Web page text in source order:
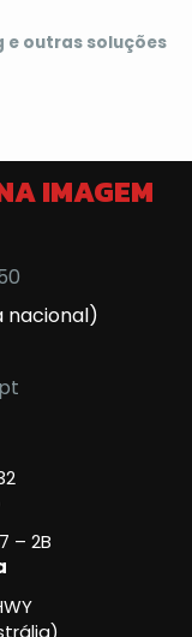
e outras soluções
IMAGEM
nacional)
– 2B